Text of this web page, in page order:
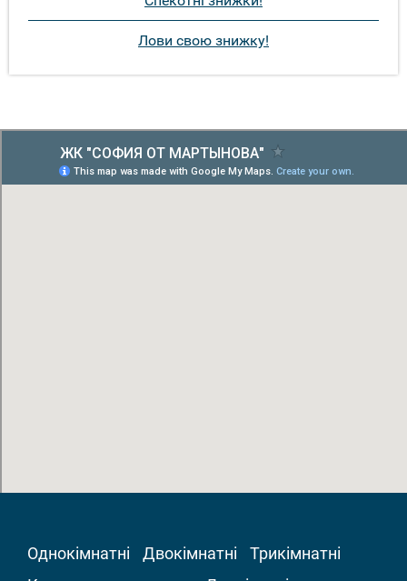
Лови свою знижку!
Однокімнатні Двокімнатні
Трикімнатні